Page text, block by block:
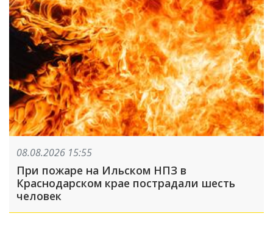
08.08.2026 15:55
При пожаре на Ильском НПЗ в
Краснодарском крае пострадали шесть
человек